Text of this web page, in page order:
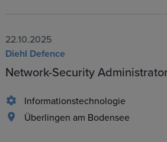
22.10.2025
Diehl Defence
Network-Security
Informationstechnologie
Überlingen am Bodensee